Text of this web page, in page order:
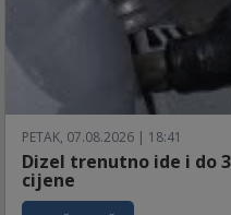
PETAK, 07.08.2026 | 18:41
Dizel trenutno ide i do
cijene